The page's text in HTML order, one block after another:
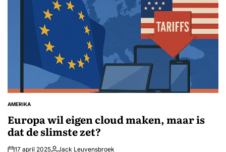
GEPLAATST
AMERIKA
Europa wil eigen cloud maken, maar is
dat de slimste zet?
17 april 2025 Jack Leuvensbroek